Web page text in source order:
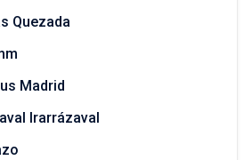
Quezada
Madrid
Irarrázaval